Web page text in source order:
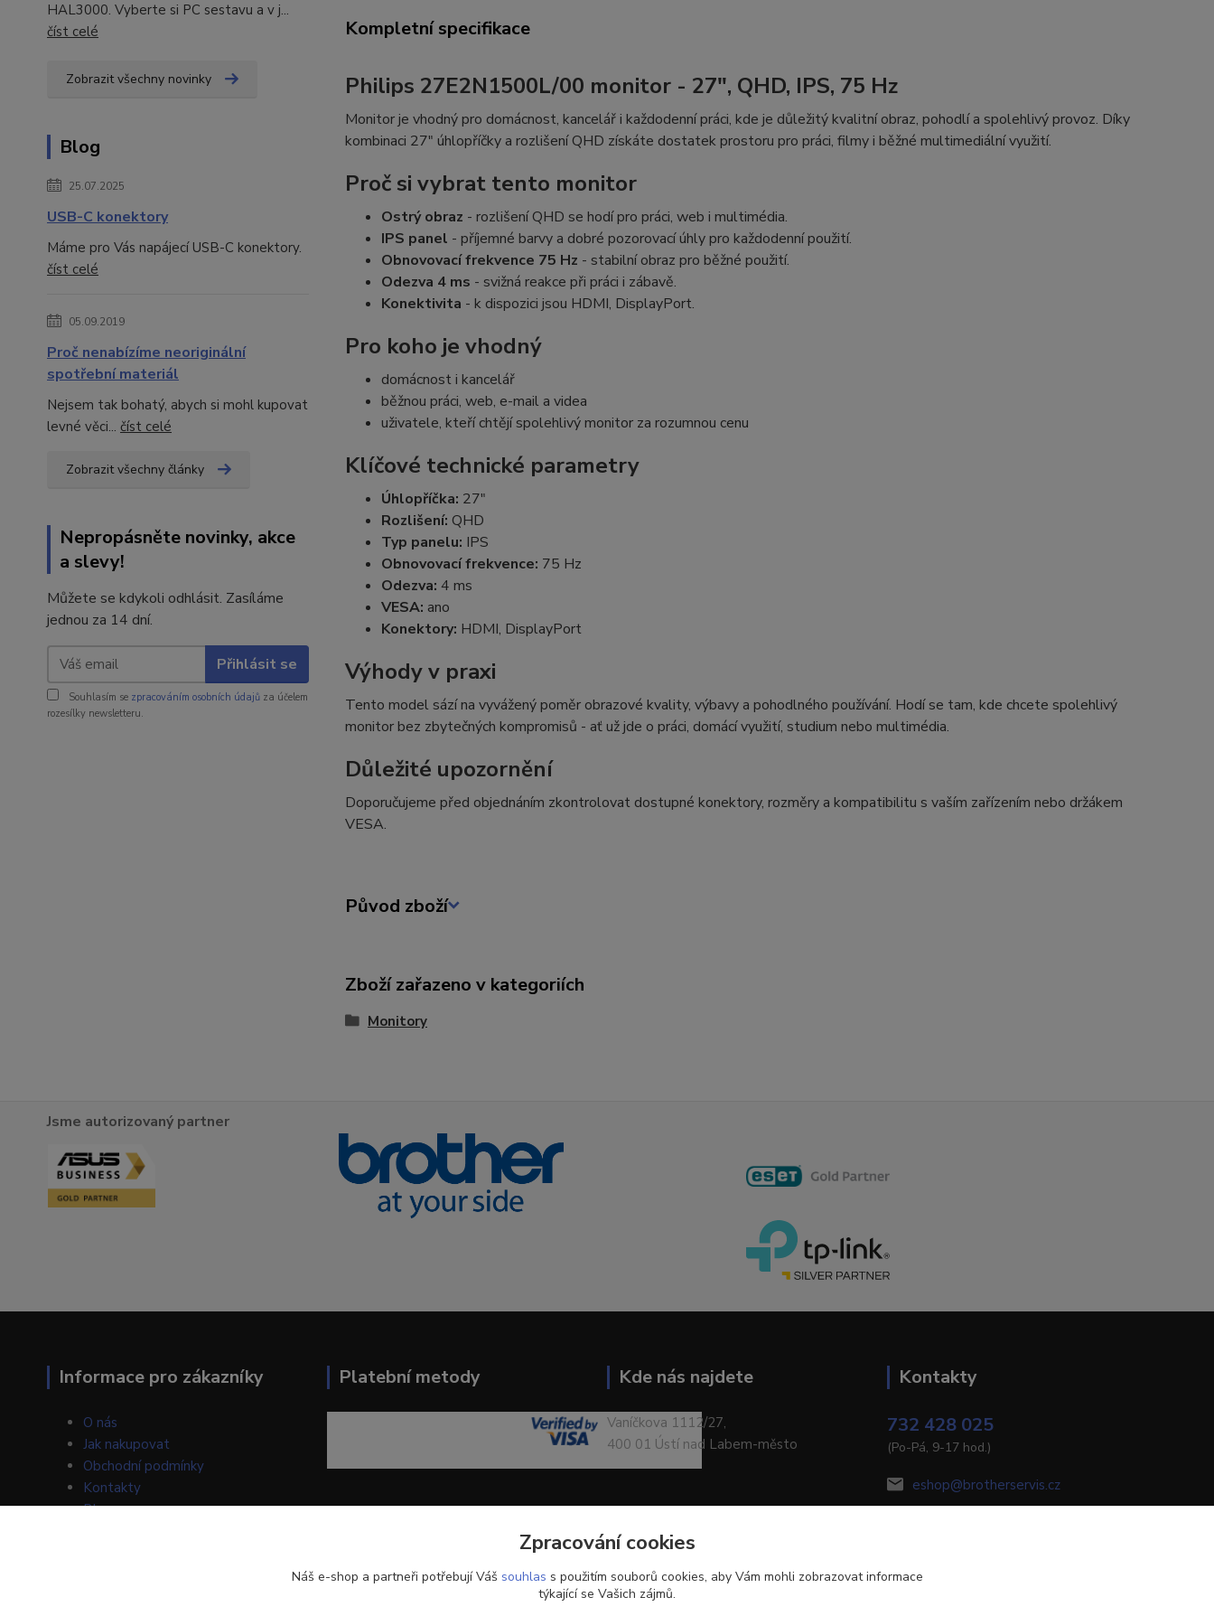
HAL3000. Vyberte si PC sestavu a v j...
číst celé
Zobrazit všechny novinky
Blog
25.07.2025
USB-C konektory
Máme pro Vás napájecí USB-C konektory.
číst celé
05.09.2019
Proč nenabízíme neoriginální
spotřební materiál
Nejsem tak bohatý, abych si mohl kupovat
levné věci... číst celé
Zobrazit všechny články
Nepropásněte novinky, akce
a slevy!
Můžete se kdykoli odhlásit. Zasíláme
jednou za 14 dní.
Přihlásit se
Souhlasím se zpracováním osobních údajů za účelem
rozesílky newsletteru.
Kompletní specifikace
Philips 27E2N1500L/00 monitor - 27", QHD, IPS, 75 Hz
Monitor je vhodný pro domácnost, kancelář i každodenní práci, kde je důležitý kvalitní obraz, pohodlí a spolehlivý provoz. Díky
kombinaci 27" úhlopříčky a rozlišení QHD získáte dostatek prostoru pro práci, filmy i běžné multimediální využití.
Proč si vybrat tento monitor
Ostrý obraz - rozlišení QHD se hodí pro práci, web i multimédia.
IPS panel - příjemné barvy a dobré pozorovací úhly pro každodenní použití.
Obnovovací frekvence 75 Hz - stabilní obraz pro běžné použití.
Odezva 4 ms - svižná reakce při práci i zábavě.
Konektivita - k dispozici jsou HDMI, DisplayPort.
Pro koho je vhodný
domácnost i kancelář
běžnou práci, web, e-mail a videa
uživatele, kteří chtějí spolehlivý monitor za rozumnou cenu
Klíčové technické parametry
Úhlopříčka: 27"
Rozlišení: QHD
Typ panelu: IPS
Obnovovací frekvence: 75 Hz
Odezva: 4 ms
VESA: ano
Konektory: HDMI, DisplayPort
Výhody v praxi
Tento model sází na vyvážený poměr obrazové kvality, výbavy a pohodlného používání. Hodí se tam, kde chcete spolehlivý
monitor bez zbytečných kompromisů - ať už jde o práci, domácí využití, studium nebo multimédia.
Důležité upozornění
Doporučujeme před objednáním zkontrolovat dostupné konektory, rozměry a kompatibilitu s vaším zařízením nebo držákem
VESA.
Původ zboží
Zboží zařazeno v kategoriích
Monitory
Jsme autorizovaný partner
Informace pro zákazníky
O nás
Jak nakupovat
Obchodní podmínky
Kontakty
Blog
Platební metody Kde nás najdete
Vaníčkova 1112/27,
400 01 Ústí nad Labem-město
Kontakty
732 428 025
(Po-Pá, 9-17 hod.)
eshop@brotherservis.cz
Zpracování cookies
Náš e-shop a partneři potřebují Váš souhlas s použitím souborů cookies, aby Vám mohli zobrazovat informace
týkající se Vašich zájmů.